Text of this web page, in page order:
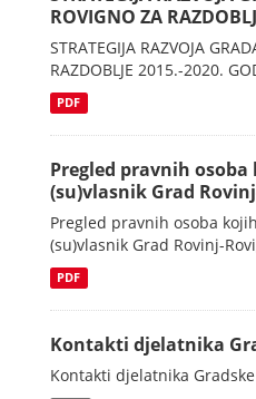
ROVIGNO ZA
STRATEGIJA RAZVOJA
RAZDOBLJE 2015.-2020.
PDF
Pregled pravnih
(su)vlasnik Grad
Pregled pravnih osoba
(su)vlasnik Grad Rovinj-
PDF
Kontakti djelatnika
Kontakti djelatnika